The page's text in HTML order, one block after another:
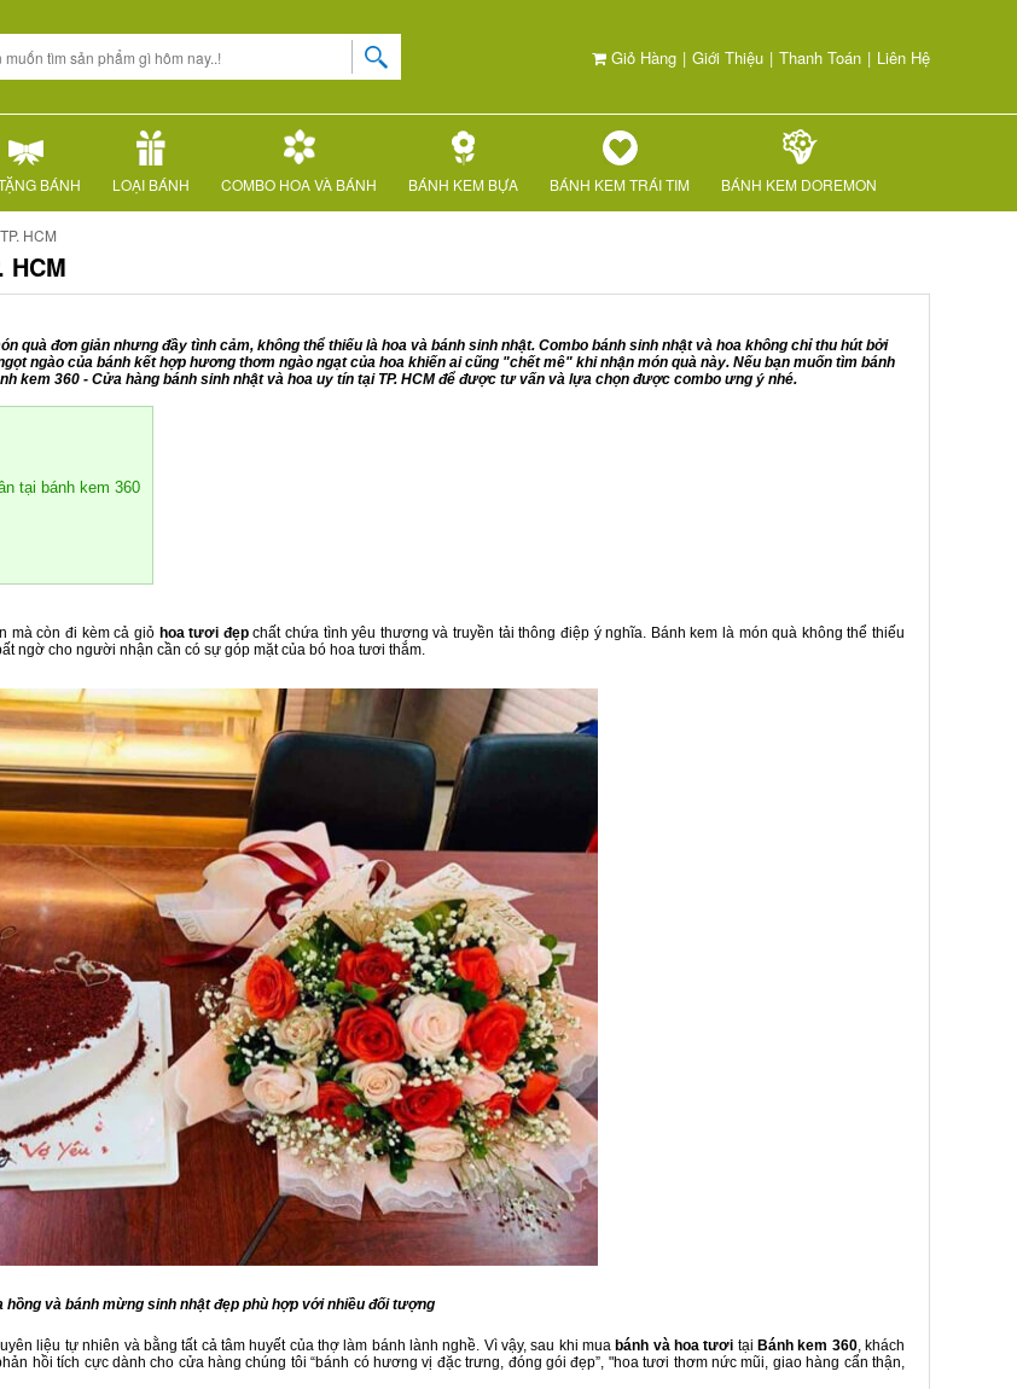
Giỏ Hàng | Giới Thiệu | Thanh Toán | Liên Hệ
BÁNH LOẠI BÁNH COMBO HOA VÀ BÁNH BÁNH KEM BỰA BÁNH KEM TRÁI TIM BÁNH KEM DOREMON
HCM
quà đơn giản nhưng đầy tình cảm, không thể thiếu là hoa và bánh sinh nhật. Combo bánh sinh nhật và hoa không chỉ thu hút bởi
ngào của bánh kết hợp hương thơm ngào ngạt của hoa khiến ai cũng "chết mê" khi nhận món quà này. Nếu bạn muốn tìm bánh
kem 360 - Cửa hàng bánh sinh nhật và hoa uy tín tại TP. HCM để được tư vấn và lựa chọn được combo ưng ý nhé.
tại bánh kem 360
mà còn đi kèm cả giỏ hoa tươi đẹpchất chứa tình yêu thương và truyền tải thông điệp ý nghĩa. Bánh kem là món quà không thể thiếu
ngờ cho người nhận cần có sự góp mặt của bó hoa tươi thắm.
hồng và bánh mừng sinh nhật đẹp phù hợp với nhiều đối tượng
liệu tự nhiên và bằng tất cả tâm huyết của thợ làm bánh lành nghề. Vì vậy, sau khi mua bánh và hoa tươi tại Bánh kem 360, khách
hồi tích cực dành cho cửa hàng chúng tôi “bánh có hương vị đặc trưng, đóng gói đẹp”, "hoa tươi thơm nức mũi, giao hàng cẩn thận,